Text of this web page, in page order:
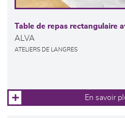
Table de repas rectangulaire
ALVA
ATELIERS DE LANGRES
En savoir